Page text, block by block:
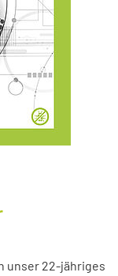
unser 22-jähriges